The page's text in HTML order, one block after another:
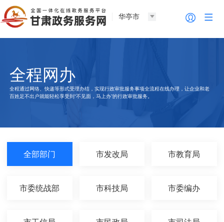
华亭市
全程网办
全程通过网络、快递等形式受理办结，实现行政审批服务事项全流程在线办理，让企业和老
百姓足不出户就能轻松享受到“不见面，马上办”的行政审批服务。
全部部门 市发改局 市教育局
市委统战部 市科技局 市委编办